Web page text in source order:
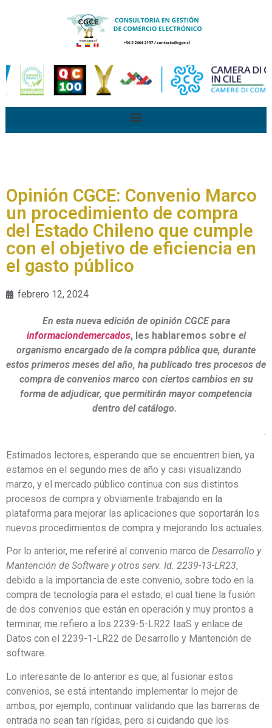
Opinión CGCE: Convenio Marco
un procedimiento de compra
del Estado Chileno que cumple
con el objetivo de eficiencia en
el gasto público
febrero 12, 2024
En esta nueva edición de opinión CGCE para
informaciondemercados, les hablaremos sobre el
organismo encargado de la compra pública que, durante
estos primeros meses del año, ha publicado tres procesos de
compra de convenios marco con ciertos cambios en su
forma de adjudicar, que permitirán mayor competencia
dentro del catálogo.
.
Estimados lectores, esperando que se encuentren bien, ya
estamos en el segundo mes de año y casi visualizando
marzo, y el mercado público continua con sus distintos
procesos de compra y obviamente trabajando en la
plataforma para mejorar las aplicaciones que soportarán los
nuevos procedimientos de compra y mejorando los actuales.
Por lo anterior, me referiré al convenio marco de Desarrollo y
Mantención de Software y otros serv. Id. 2239-13-LR23,
debido a la importancia de este convenio, sobre todo en la
compra de tecnología para el estado, el cual tiene la fusión
de dos convenios que están en operación y muy prontos a
terminar, me refiero a los 2239-5-LR22 IaaS y enlace de
Datos con el 2239-1-LR22 de Desarrollo y Mantención de
software.
Lo interesante de lo anterior es que, al fusionar estos
convenios, se está intentando implementar lo mejor de
ambos, por ejemplo, continuar validando que las barreras de
entrada no sean tan rígidas, pero si cuidando que los